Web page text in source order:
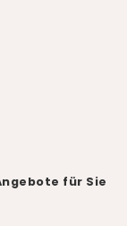
für Sie